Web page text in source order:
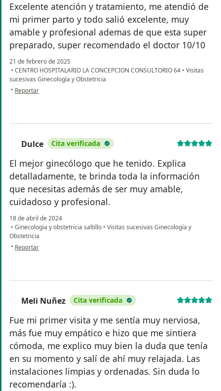
Excelente atención y tratamiento, me atendió de
mi primer parto y todo salió excelente, muy
amable y profesional ademas de que esta super
preparado, super recomendado el doctor 10/10
21 de febrero de 2025
• CENTRO HOSPITALARIO LA CONCEPCION CONSULTORIO 64 • Visitas
sucesivas Ginecología y Obstetricia
• en opinión del usuario Nataly.G
Reportar
Dulce Cita verificada
El mejor ginecólogo que he tenido. Explica
detalladamente, te brinda toda la información
que necesitas además de ser muy amable,
cuidadoso y profesional.
18 de abril de 2024
• Ginecologia y obstetricia saltillo • Visitas sucesivas Ginecología y
Obstetricia
• en opinión del usuario Dulce
Reportar
Meli Nuñez Cita verificada
Fue mi primer visita y me sentía muy nerviosa,
más fue muy empático e hizo que me sintiera
cómoda, me explico muy bien la duda que tenía
en su momento y salí de ahí muy relajada. Las
instalaciones limpias y ordenadas. Sin duda lo
recomendaría :).